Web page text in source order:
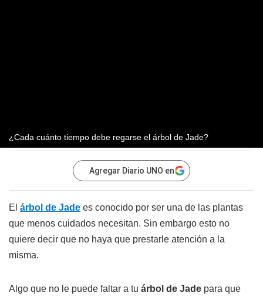
¿Cada cuánto tiempo debe regarse el árbol de Jade?
Agregar Diario UNO en
El árbol de Jade es conocido por ser una de las plantas
que menos cuidados necesitan. Sin embargo esto no
quiere decir que no haya que prestarle atención a la
misma.
Algo que no le puede faltar a tu árbol de Jade para que